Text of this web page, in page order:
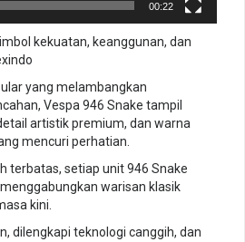
00:22
kekuatan, keanggunan, dan
yang melambangkan
Vespa 946 Snake tampil
artistik premium, dan warna
mencuri perhatian.
terbatas, setiap unit 946 Snake
warisan klasik
kini.
dilengkapi teknologi canggih, dan